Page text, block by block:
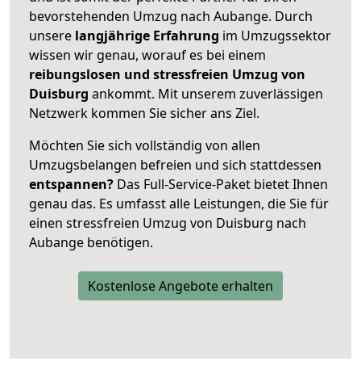
bevorstehenden Umzug nach Aubange. Durch
unsere langjährige Erfahrung im Umzugssektor
wissen wir genau, worauf es bei einem
reibungslosen und stressfreien Umzug von
Duisburg ankommt. Mit unserem zuverlässigen
Netzwerk kommen Sie sicher ans Ziel.
Möchten Sie sich vollständig von allen
Umzugsbelangen befreien und sich stattdessen
entspannen? Das Full-Service-Paket bietet Ihnen
genau das. Es umfasst alle Leistungen, die Sie für
einen stressfreien Umzug von Duisburg nach
Aubange benötigen.
Kostenlose Angebote erhalten